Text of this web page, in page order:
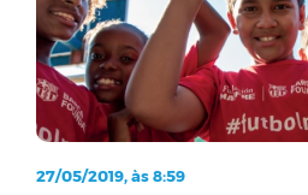
27/05/2019, às 8:59